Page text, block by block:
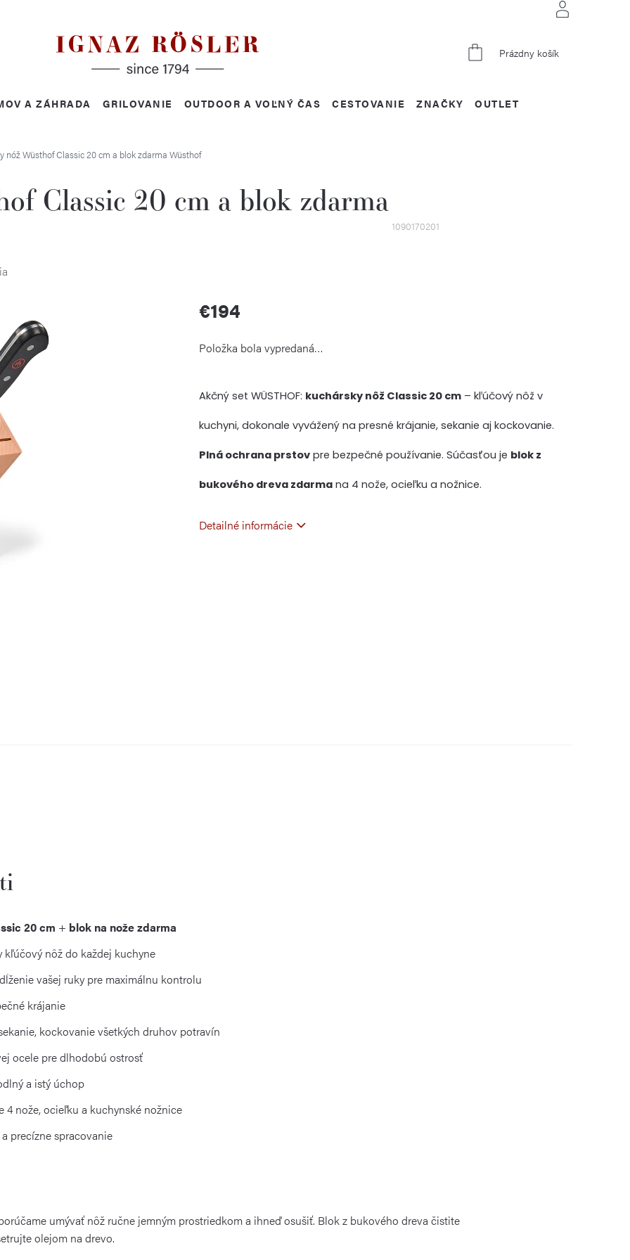
NÁKUPNÝ
Prázdny košík
A ZÁHRADA GRILOVANIE OUTDOOR A VOĽNÝ ČAS CESTOVANIE OUTLET
ZNAČKY
nóž Wüsthof Classic 20 cm a blok zdarma Wüsthof
Classic 20 cm a blok zdarma
1090170201
€194
cena:
Položka bola vypredaná…
Akčný set WÜSTHOF: kuchársky nôž Classic 20 cm – kľúčový nôž v
kuchyni, dokonale vyvážený na presné krájanie, sekanie aj kockovanie.
Plná ochrana prstov pre bezpečné používanie. Súčasťou je blok z
bukového dreva zdarma na 4 nože, ocieľku a nožnice.
Detailné informácie
20 cm + blok na nože zdarma
kľúčový nôž do každej kuchyne
vašej ruky pre maximálnu kontrolu
krájanie
kockovanie všetkých druhov potravín
ocele pre dlhodobú ostrosť
a istý úchop
4 nože, ocieľku a kuchynské nožnice
precízne spracovanie
umývať nôž ručne jemným prostriedkom a ihneď osušiť. Blok z bukového dreva čistite
olejom na drevo.